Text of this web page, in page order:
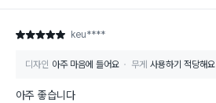
별점 5점 keu****
디자인 아주 마음에 들어요 무게 사용하기 적당해요
아주 좋습니다